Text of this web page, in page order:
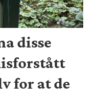
disse
for at de